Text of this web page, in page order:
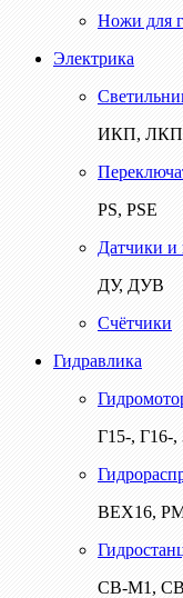
Ножи для
Электрика
ИКП,
PS, PSE
Датчики и
ДУ, ДУВ
Счётчики
Гидравлика
Г15-,
ВЕХ16,
СВ-М1,